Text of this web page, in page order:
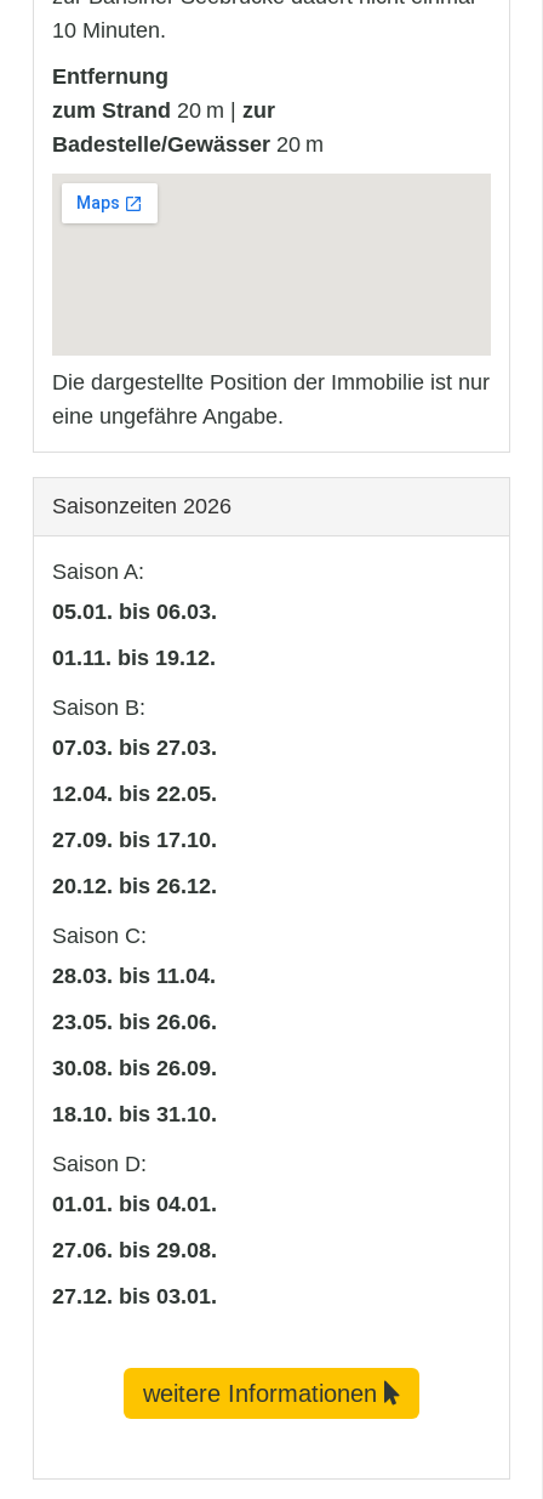
10 Minuten.
Entfernung
zum Strand 20 m | zur
Badestelle/Gewässer 20 m
Die dargestellte Position der Immobilie ist nur
eine ungefähre Angabe.
Saisonzeiten 2026
Saison A:
05.01. bis 06.03.
01.11. bis 19.12.
Saison B:
07.03. bis 27.03.
12.04. bis 22.05.
27.09. bis 17.10.
20.12. bis 26.12.
Saison C:
28.03. bis 11.04.
23.05. bis 26.06.
30.08. bis 26.09.
18.10. bis 31.10.
Saison D:
01.01. bis 04.01.
27.06. bis 29.08.
27.12. bis 03.01.
weitere Informationen